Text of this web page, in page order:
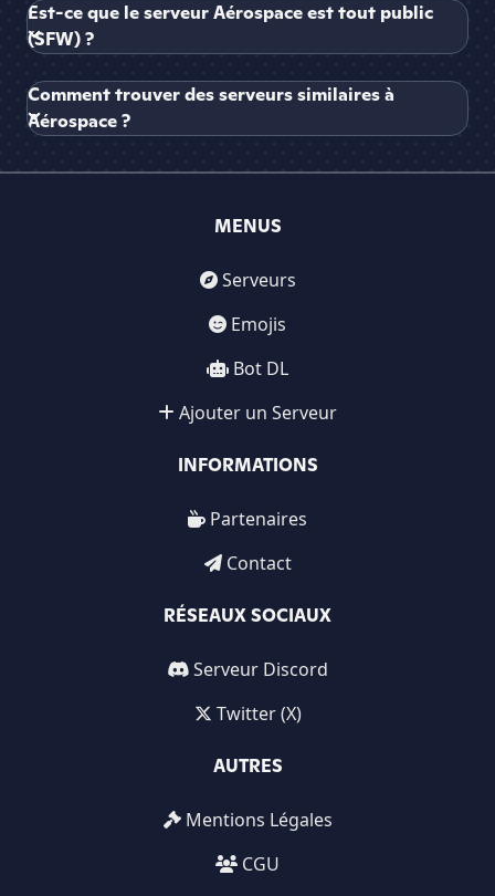
Est-ce que le serveur Aérospace est tout public
(SFW) ?
Comment trouver des serveurs similaires à
Aérospace ?
MENUS
Serveurs
Emojis
Bot DL
Ajouter un Serveur
INFORMATIONS
Partenaires
Contact
RÉSEAUX SOCIAUX
Serveur Discord
Twitter (X)
AUTRES
Mentions Légales
CGU